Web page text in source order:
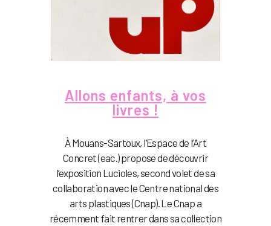
Allons enfants, à vos
livres !
À Mouans-Sartoux, l’Espace de l’Art
Concret (eac.) propose de découvrir
l’exposition Lucioles, second volet de sa
collaboration avec le Centre national des
arts plastiques (Cnap). Le Cnap a
récemment fait rentrer dans sa collection